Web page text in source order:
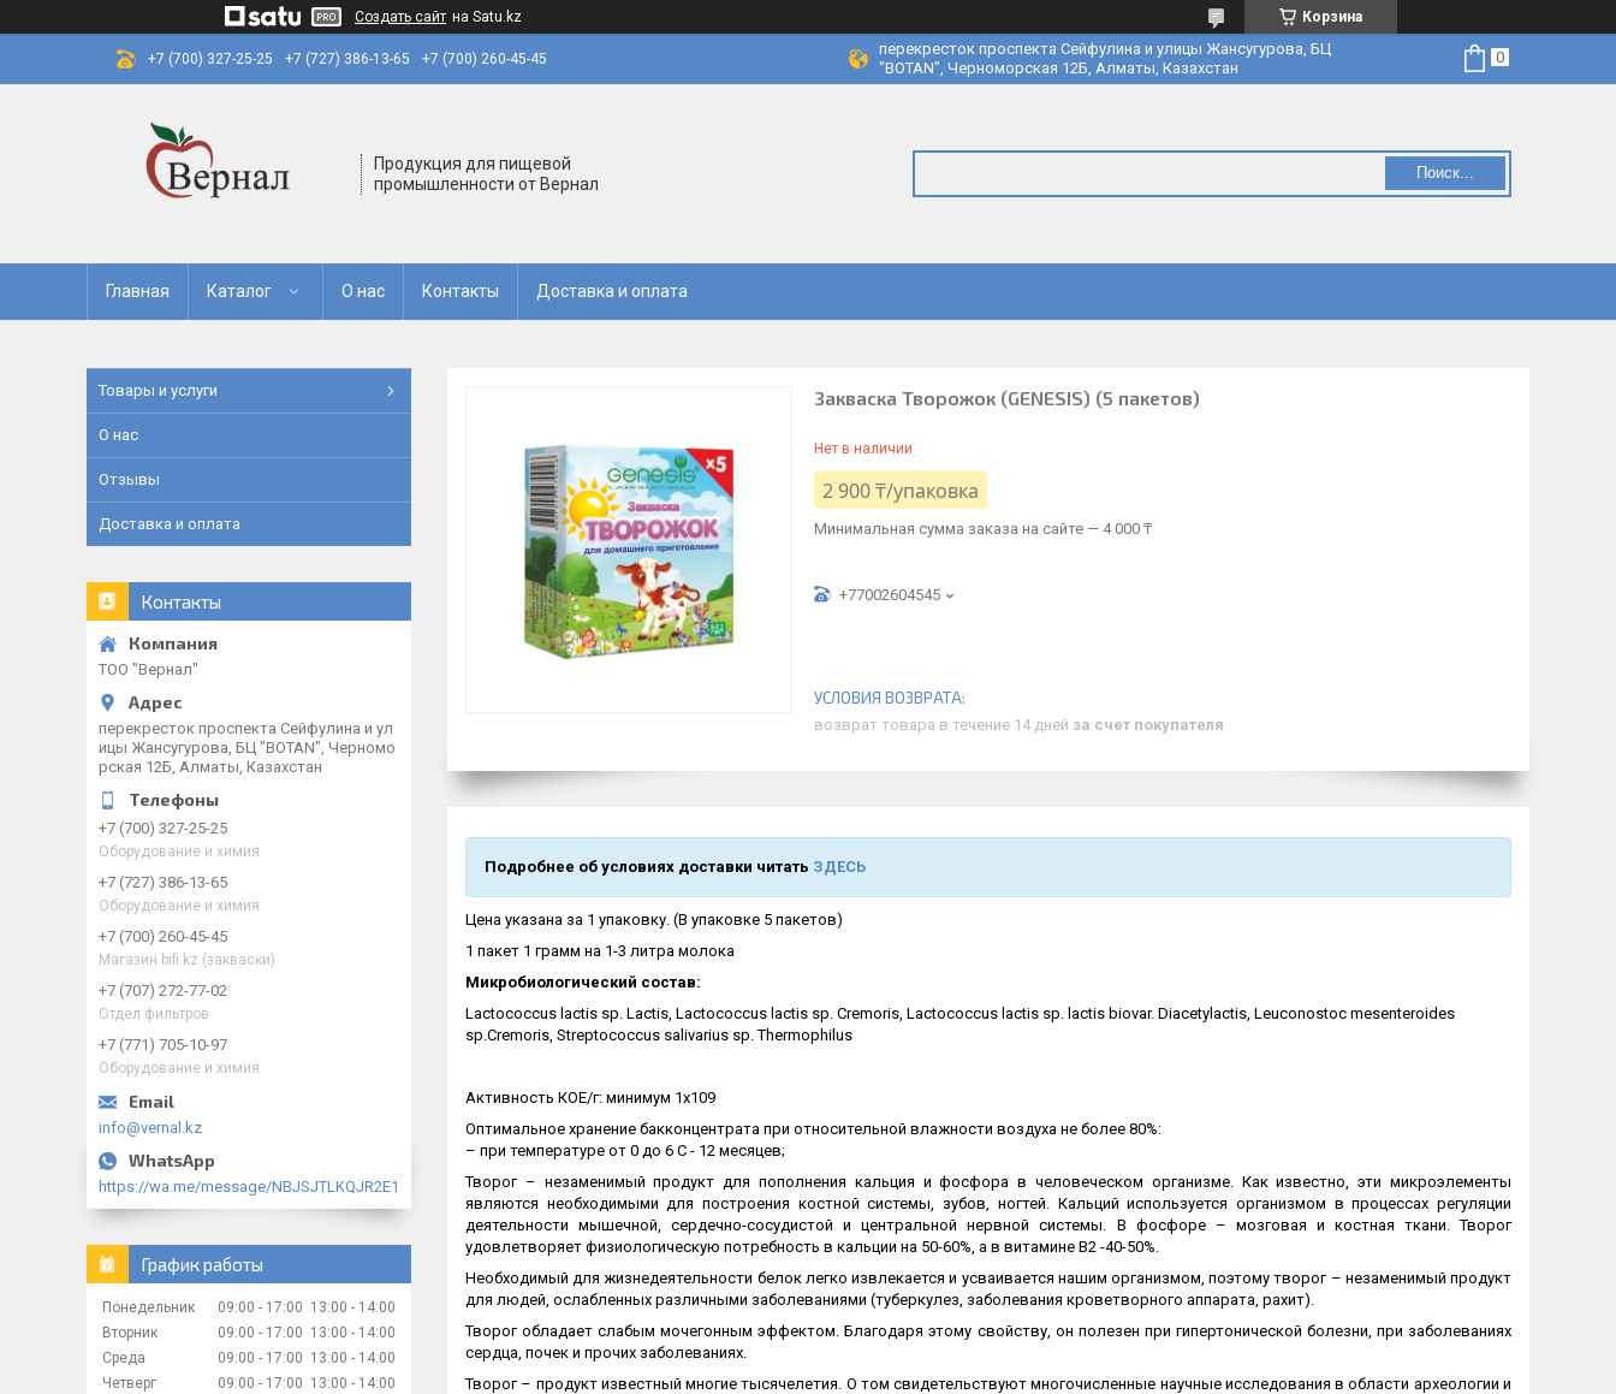
Создать сайт на Satu.kz Корзина
+7 (700) 327-25-25 +7 (727) 386-13-65 +7 (700) 260-45-45
перекресток проспекта Сейфулина и улицы Жансугурова, БЦ
"BOTAN", Черноморская 12Б, Алматы, Казахстан
Продукция для пищевой
промышленности от Вернал
Поиск...
Главная Каталог О нас Контакты Доставка и оплата
Закваска Творожок (GENESIS) (5 пакетов)
Нет в наличии
2 900 ₸/упаковка
Минимальная сумма заказа на сайте — 4 000 ₸
+77002604545
возврат товара в течение 14 дней за счет покупателя
Подробнее об условиях доставки читать ЗДЕСЬ
Цена указана за 1 упаковку. (В упаковке 5 пакетов)
1 пакет 1 грамм на 1-3 литра молока
Микробиологический состав:
Lасtococcus lactis sp. Lactis, Laсtococcus lactis sp. Cremoris, Laсtococcus lactis sp. lactis biovar. Diacetylactis, Leuconostoc mesenteroides
sp.Cremoris, Streptococcus salivarius sp. Thermophilus
Активность КОЕ/г: минимум 1х109
Оптимальное хранение бакконцентрата при относительной влажности воздуха не более 80%:
– при температуре от 0 до 6 С - 12 месяцев;
Творог – незаменимый продукт для пополнения кальция и фосфора в человеческом организме. Как известно, эти микроэлементы
являются необходимыми для построения костной системы, зубов, ногтей. Кальций используется организмом в процессах регуляции
деятельности мышечной, сердечно-сосудистой и центральной нервной системы. В фосфоре – мозговая и костная ткани. Творог
удовлетворяет физиологическую потребность в кальции на 50-60%, а в витамине В2 -40-50%.
Необходимый для жизнедеятельности белок легко извлекается и усваивается нашим организмом, поэтому творог – незаменимый продукт
для людей, ослабленных различными заболеваниями (туберкулез, заболевания кроветворного аппарата, рахит).
Творог обладает слабым мочегонным эффектом. Благодаря этому свойству, он полезен при гипертонической болезни, при заболеваниях
сердца, почек и прочих заболеваниях.
Творог – продукт известный многие тысячелетия. О том свидетельствуют многочисленные научные исследования в области археологии и
Товары и услуги
О нас
Отзывы
Доставка и оплата
Контакты
ТОО "Вернал"
перекресток проспекта Сейфулина и ул
ицы Жансугурова, БЦ "BOTAN", Черномо
рская 12Б, Алматы, Казахстан
+7 (700) 327-25-25
Оборудование и химия
+7 (727) 386-13-65
Оборудование и химия
+7 (700) 260-45-45
Магазин bifi.kz (закваски)
+7 (707) 272-77-02
Отдел фильтров
+7 (771) 705-10-97
Оборудование и химия
info@vernal.kz
https://wa.me/message/NBJSJTLKQJR2E1
График работы
Понедельник 09:00 17:00 13:00
14:00
Вторник
09:00 17:00 13:00
14:00
Среда
09:00 17:00 13:00
14:00
Четверг
09:00 17:00 13:00
14:00